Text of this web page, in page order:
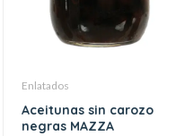
Enlatados
Aceitunas sin carozo
negras MAZZA